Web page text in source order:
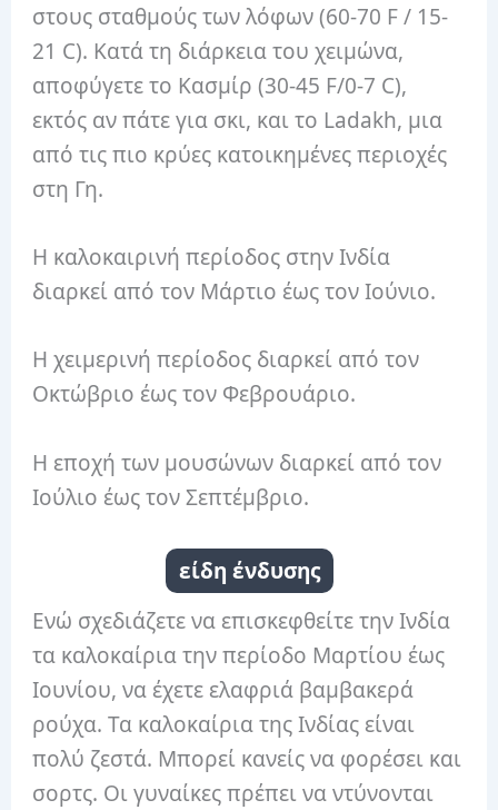
στους σταθμούς των λόφων (60-70 F / 15-
21 C). Κατά τη διάρκεια του χειμώνα,
αποφύγετε το Κασμίρ (30-45 F/0-7 C),
εκτός αν πάτε για σκι, και το Ladakh, μια
από τις πιο κρύες κατοικημένες περιοχές
στη Γη.
Η καλοκαιρινή περίοδος στην Ινδία
διαρκεί από τον Μάρτιο έως τον Ιούνιο.
Η χειμερινή περίοδος διαρκεί από τον
Οκτώβριο έως τον Φεβρουάριο.
Η εποχή των μουσώνων διαρκεί από τον
Ιούλιο έως τον Σεπτέμβριο.
είδη ένδυσης
Ενώ σχεδιάζετε να επισκεφθείτε την Ινδία
τα καλοκαίρια την περίοδο Μαρτίου έως
Ιουνίου, να έχετε ελαφριά βαμβακερά
ρούχα. Τα καλοκαίρια της Ινδίας είναι
πολύ ζεστά. Μπορεί κανείς να φορέσει και
σορτς. Οι γυναίκες πρέπει να ντύνονται